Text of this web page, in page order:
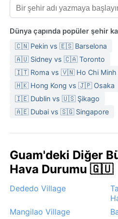
olarak ikiye ayrılır. Aralık'tan
kurak dönemde nem oranı
Temmuz'dan Kasım'a kadar
oran %90'ı bulur. En yoğun
mm'yi aşar; adada sık sık
Nemli havaya rağmen deniz
olabilir. Seyahat için hafif
yağmurluk ve su geçirmez
güneş kremi ve sinek kovucu
Ziyaret için en ideal dönem,
sıcaklığın en rahat olduğu
özellikle Haziran-Aralık
görülebilir. Tayfunlar,
hasarı getirir; bu dönemde
durumu uyarılarını takip
mevsimdeyse güneşli günler
süreli sağanak yağmurlar her
Dünya çapında popüler şehir
🇨🇳 Pekin vs 🇪🇸 Barselona
🇦🇺 Sidney vs 🇨🇦 Toronto
🇮🇹 Roma vs 🇻🇳 Ho Chi Minh
🇭🇰 Hong Kong vs 🇯🇵 Osaka
🇮🇪 Dublin vs 🇺🇸 Şikago
🇦🇪 Dubai vs 🇸🇬 Singapore
Guam'deki Diğer
Hava Durumu 🇬🇺
Dededo Village
Mangilao Village